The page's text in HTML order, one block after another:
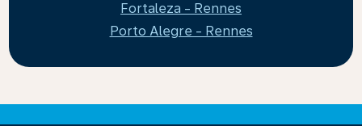
Fortaleza - Rennes
Porto Alegre - Rennes